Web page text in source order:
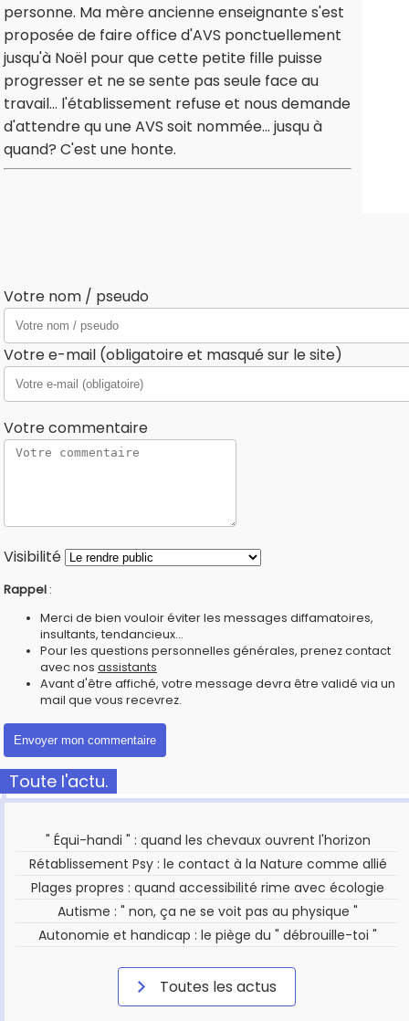
personne. Ma mère ancienne enseignante s'est
proposée de faire office d'AVS ponctuellement
jusqu'à Noël pour que cette petite fille puisse
progresser et ne se sente pas seule face au
travail... l'établissement refuse et nous demande
d'attendre qu une AVS soit nommée... jusqu à
quand? C'est une honte.
Votre nom / pseudo
Votre e-mail (obligatoire et masqué sur le site)
Votre commentaire
Visibilité
Rappel :
Merci de bien vouloir éviter les messages diffamatoires,
insultants, tendancieux...
Pour les questions personnelles générales, prenez contact
avec nos assistants
Avant d'être affiché, votre message devra être validé via un
mail que vous recevrez.
Toute l'actu.
" Équi-handi " : quand les chevaux ouvrent l'horizon
Rétablissement Psy : le contact à la Nature comme allié
Plages propres : quand accessibilité rime avec écologie
Autisme : " non, ça ne se voit pas au physique "
Autonomie et handicap : le piège du " débrouille-toi "
Toutes les actus